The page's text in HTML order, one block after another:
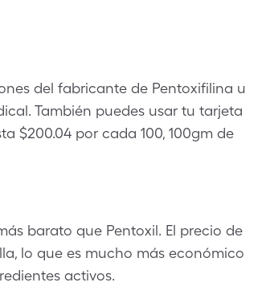
del fabricante de Pentoxifilina u
También puedes usar tu tarjeta
$200.04 por cada 100, 100gm de
barato que Pentoxil. El precio de
lo que es mucho más económico
activos.